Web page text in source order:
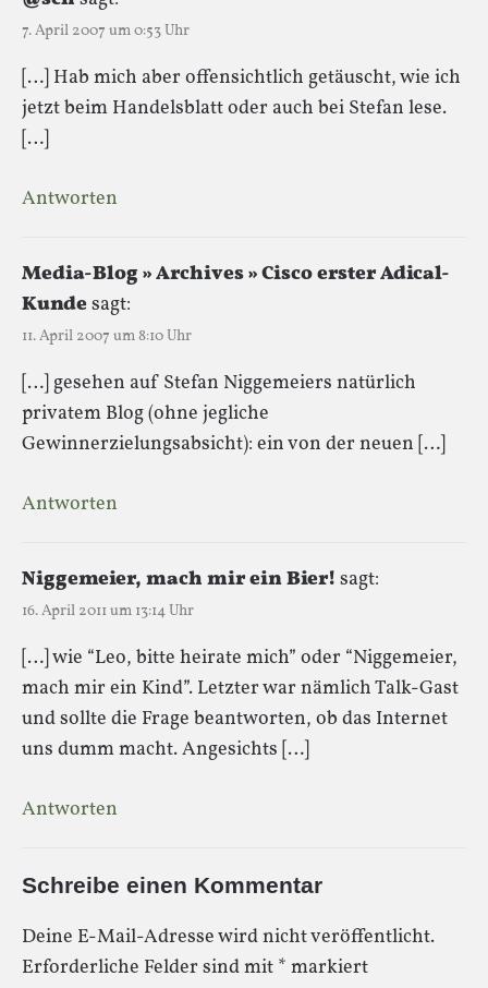
7. April 2007 um 0:53 Uhr
[…] Hab mich aber offensichtlich getäuscht, wie ich
jetzt beim Handelsblatt oder auch bei Stefan lese.
[…]
Antworten
Media-Blog » Archives » Cisco erster Adical-
Kundesagt:
11. April 2007 um 8:10 Uhr
[…] gesehen auf Stefan Niggemeiers natürlich
privatem Blog (ohne jegliche
Gewinnerzielungsabsicht): ein von der neuen […]
Antworten
Niggemeier, mach mir ein Bier! sagt:
16. April 2011 um 13:14 Uhr
[…] wie “Leo, bitte heirate mich” oder “Niggemeier,
mach mir ein Kind”. Letzter war nämlich Talk-Gast
und sollte die Frage beantworten, ob das Internet
uns dumm macht. Angesichts […]
Antworten
Schreibe einen Kommentar
Deine E-Mail-Adresse wird nicht veröffentlicht.
Erforderliche Felder sind mit * markiert